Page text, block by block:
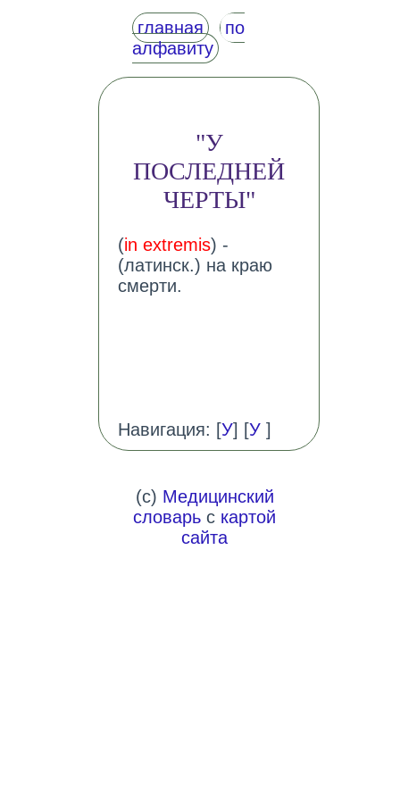
главная
по
алфавиту
"У
ПОСЛЕДНЕЙ
ЧЕРТЫ"
(in extremis) -
(латинск.) на краю
смерти.
Навигация: [У] [У ]
(c) Медицинский
словарь с картой
сайта